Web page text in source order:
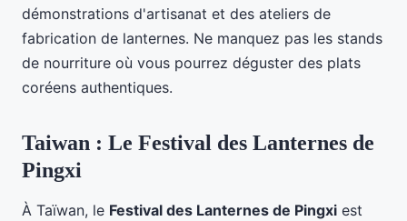
démonstrations d'artisanat et des ateliers de
fabrication de lanternes. Ne manquez pas les stands
de nourriture où vous pourrez déguster des plats
coréens authentiques.
Taiwan : Le Festival des Lanternes de
Pingxi
À Taïwan, le Festival des Lanternes de Pingxi est